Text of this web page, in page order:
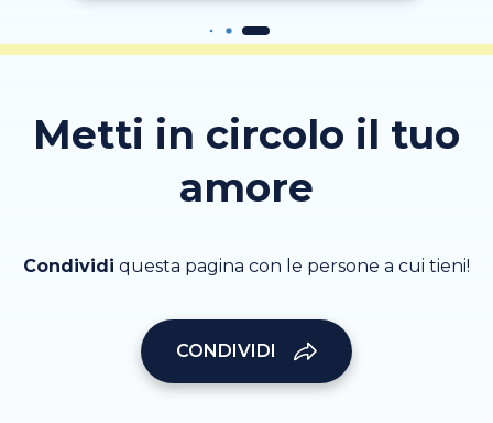
Metti in circolo il tuo
amore
Condividi questa pagina con le persone a cui tieni!
CONDIVIDI